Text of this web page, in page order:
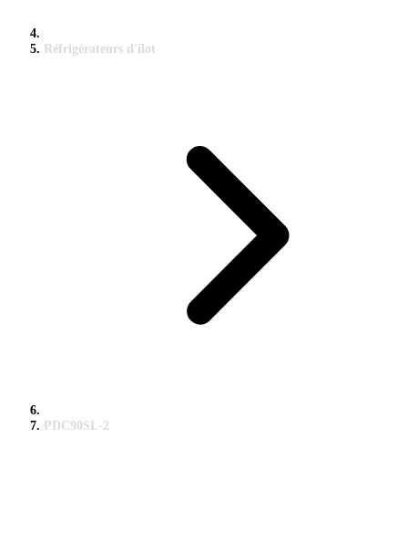
Réfrigérateurs d'îlot
PDC90SL-2